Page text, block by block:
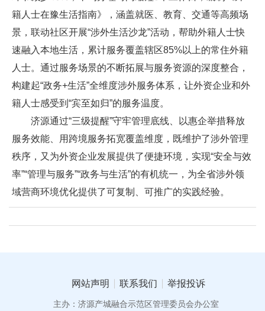
籍人士在豫生活指南》，涵盖就医、教育、交通等高频场
景，联动社区开展“涉外生活沙龙”活动，帮助外籍人士快
速融入本地生活，累计服务覆盖辖区85%以上的常住外籍
人士。通过服务场景的不断拓展与服务资源的深度整合，
构建起“政务+生活”全维度涉外服务体系，让外资企业和外
籍人士感受到“宾至如归”的服务温度。
济源通过“三级提醒”守牢管理底线、以惠企举措释放
服务效能、用跨境服务拓宽覆盖维度，既维护了涉外管理
秩序，又为外资企业发展提供了便捷环境，实现“安全与效
率”“管理与服务”“政务与生活”的有机统一，为全省涉外领
域营商环境优化提供了可复制、可推广的实践经验。
网站声明 联系我们 举报投诉
主办：济源产城融合示范区管理委员会办公室